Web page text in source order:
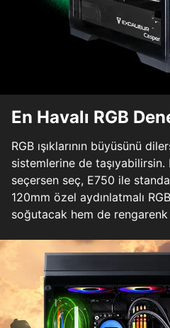
En Havalı RGB
RGB ışıklarının büyüsünü
sistemlerine de
seçersen seç, E750 ile
120mm özel aydınlatmalı
soğutacak hem de rengarenk